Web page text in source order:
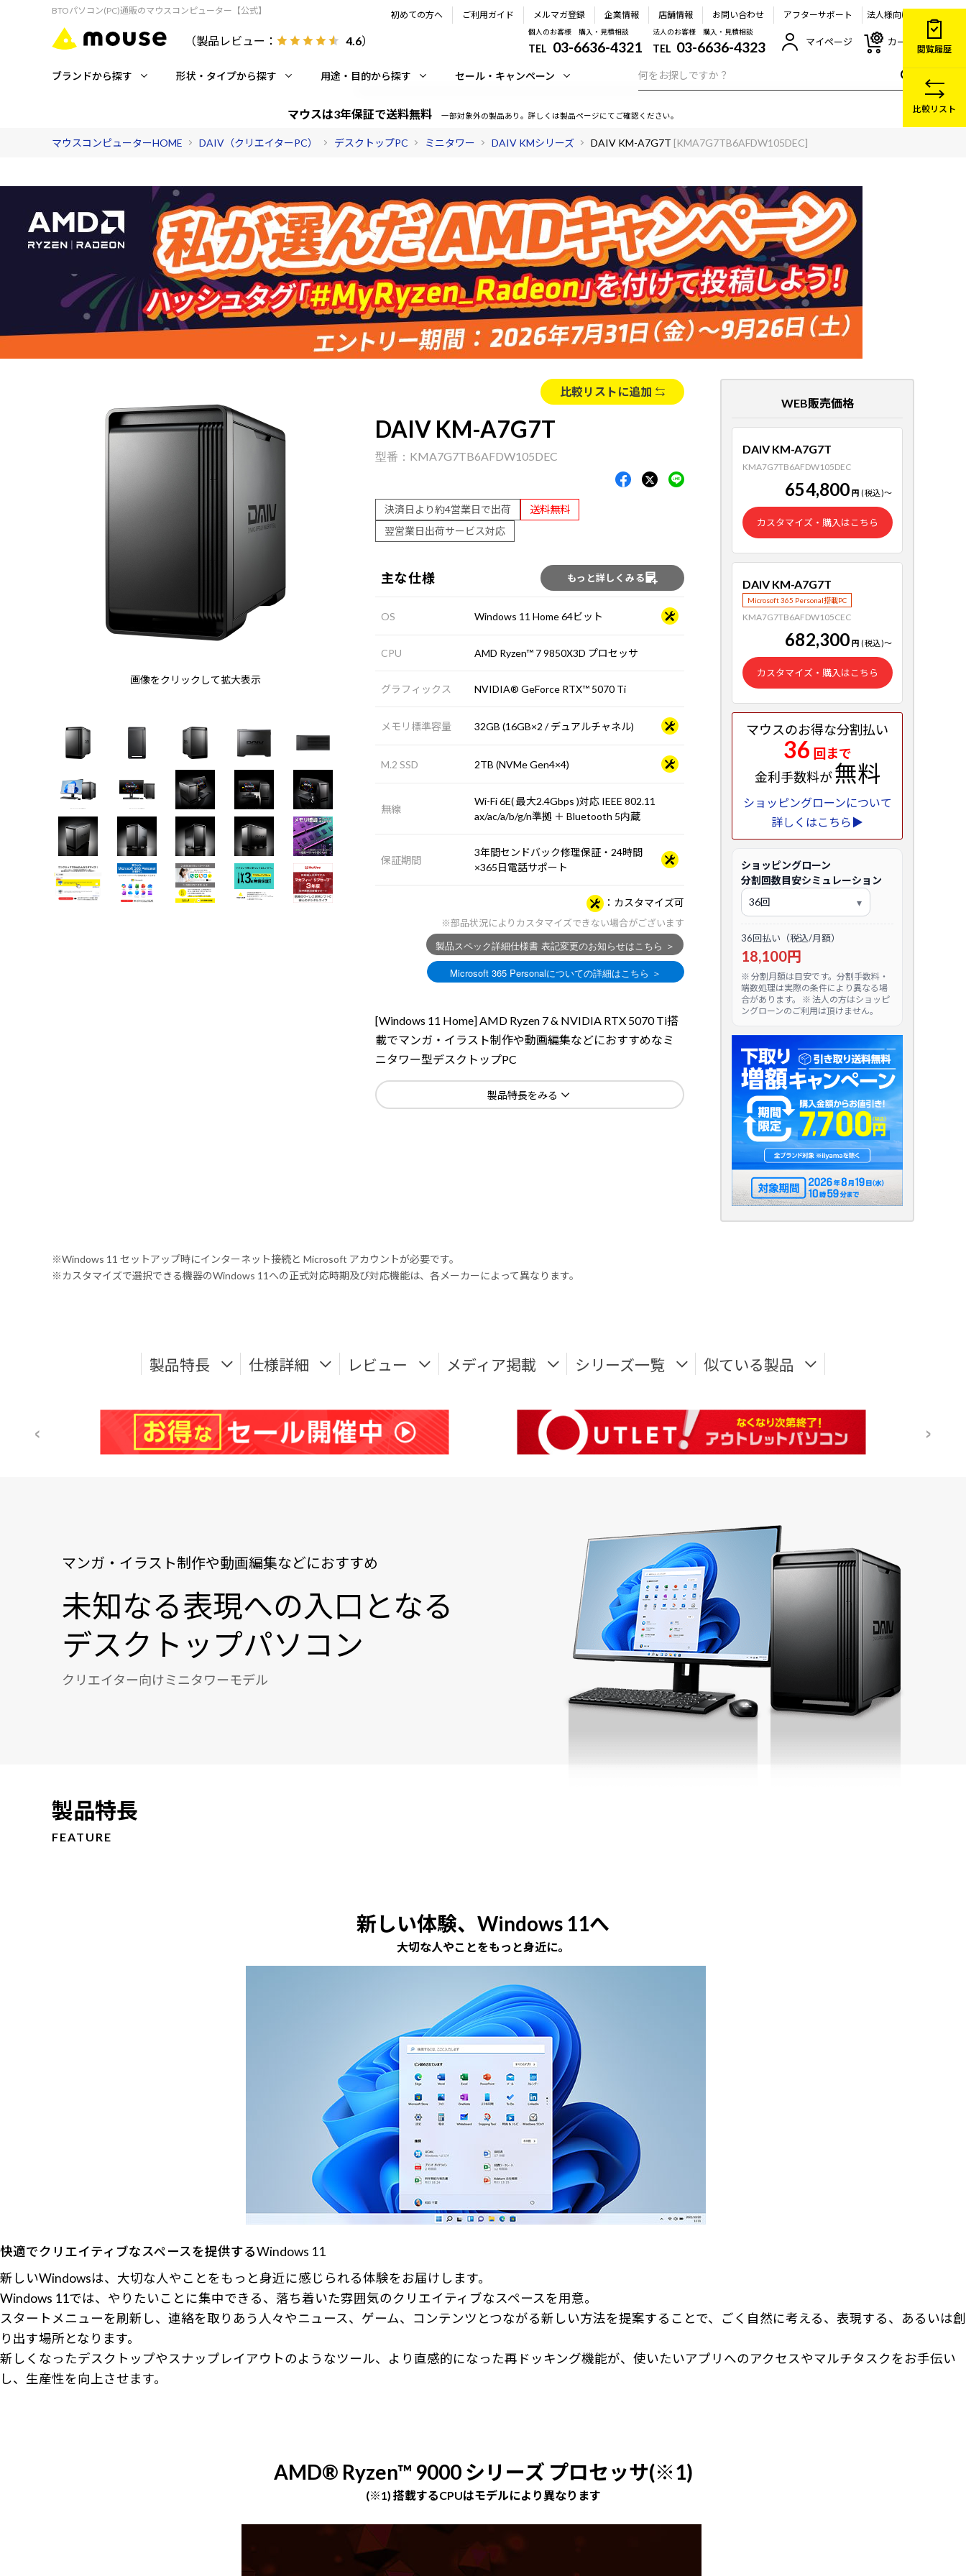
BTOパソコン(PC)通販のマウスコンピューター【公式】
（製品レビュー： 4.6）
初めての方へ ご利用ガイド メルマガ登録 企業情報 店舗情報 お問い合わせ アフターサポート 法人様向け
個人のお客様 購入・見積相談
TEL 03-6636-4321
法人のお客様 購入・見積相談
TEL 03-6636-4323 マイページ カート
ブランドから探す 形状・タイプから探す 用途・目的から探す セール・キャンペーン
マウスは3年保証で送料無料 一部対象外の製品あり。詳しくは製品ページにてご確認ください。
マウスコンピューターHOME DAIV（クリエイターPC） デスクトップPC ミニタワー DAIV KMシリーズ DAIV KM-A7G7T [KMA7G7TB6AFDW105DEC]
画像をクリックして拡大表示
比較リストに追加
DAIV KM-A7G7T
KMA7G7TB6AFDW105DEC
決済日より約4営業日で出荷
送料無料
翌営業日出荷サービス対応
主な仕様 もっと詳しくみる
OS Windows 11 Home 64ビット
CPU AMD Ryzen™ 7 9850X3D プロセッサ
グラフィックス NVIDIA® GeForce RTX™ 5070 Ti
メモリ標準容量 32GB (16GB×2 / デュアルチャネル)
M.2 SSD 2TB (NVMe Gen4×4)
無線
Wi-Fi 6E( 最大2.4Gbps )対応 IEEE 802.11
ax/ac/a/b/g/n準拠 ＋ Bluetooth 5内蔵
保証期間
3年間センドバック修理保証・24時間
×365日電話サポート
カスタマイズ可
※部品状況によりカスタマイズできない場合がございます
[Windows 11 Home] AMD Ryzen 7 & NVIDIA RTX 5070 Ti搭
載でマンガ・イラスト制作や動画編集などにおすすめなミ
ニタワー型デスクトップPC
製品特長をみる
WEB販売価格
DAIV KM-A7G7T
KMA7G7TB6AFDW105DEC
654,800 円 (税込)～
カスタマイズ・購入はこちら
DAIV KM-A7G7T
Microsoft 365 Personal搭載PC
KMA7G7TB6AFDW105CEC
682,300 円 (税込)～
カスタマイズ・購入はこちら
マウスのお得な分割払い
36 回まで
金利手数料が無料
ショッピングローンについて
詳しくはこちら▶
ショッピングローン
分割回数目安シミュレーション
36回払い（税込/月額）
18,100円
※ 分割月額は目安です。分割手数料・
端数処理は実際の条件により異なる場
合があります。 ※ 法人の方はショッピ
ングローンのご利用は頂けません。
※Windows 11 セットアップ時にインターネット接続と Microsoft アカウントが必要です。
※カスタマイズで選択できる機器のWindows 11への正式対応時期及び対応機能は、各メーカーによって異なります。
製品特長 仕様詳細 レビュー メディア掲載 シリーズ一覧 似ている製品
マンガ・イラスト制作や動画編集などにおすすめ
未知なる表現への入口となる
デスクトップパソコン
クリエイター向けミニタワーモデル
製品特長
FEATURE
新しい体験、Windows 11へ
大切な人やことをもっと身近に。
快適でクリエイティブなスペースを提供するWindows 11
新しいWindowsは、大切な人やことをもっと身近に感じられる体験をお届けします。
Windows 11では、やりたいことに集中できる、落ち着いた雰囲気のクリエイティブなスペースを用意。
スタートメニューを刷新し、連絡を取りあう人々やニュース、ゲーム、コンテンツとつながる新しい方法を提案することで、ごく自然に考える、表現する、あるいは創
り出す場所となります。
新しくなったデスクトップやスナップレイアウトのようなツール、より直感的になった再ドッキング機能が、使いたいアプリへのアクセスやマルチタスクをお手伝い
し、生産性を向上させます。
AMD® Ryzen™ 9000 シリーズ プロセッサ(※1)
(※1) 搭載するCPUはモデルにより異なります
閲覧履歴
比較リスト